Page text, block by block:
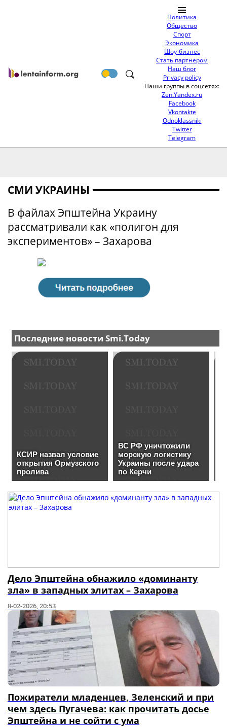
Политика
Общество
Спорт
Экономика
Шоу-бизнес
Стать партнером
Наш блог
Privacy policy
Наши группы в соцсетях:
Zen.Yandex.ru
Facebook
Vkontakte
Odnoklassniki
Twitter
Telegram
СМИ УКРАИНЫ
В файлах Эпштейна Украину
рассматривали как «полигон для
экспериментов» – Захарова
Дело Эпштейна обнажило «доминанту
зла» в западных элитах – Захарова
8-02-2026, 20:53
Пожиратели младенцев, Зеленский и при
чем здесь Пугачева: как прочитать досье
Эпштейна и не сойти с ума